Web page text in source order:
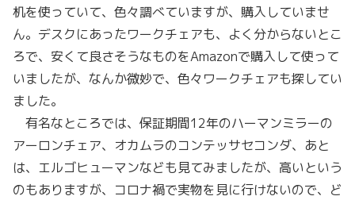
机を使っていて、色々調べていますが、購入していませ
ん。デスクにあったワークチェアも、よく分からないとこ
ろで、安くて良さそうなものをAmazonで購入して使って
いましたが、なんか微妙で、色々ワークチェアも探してい
ました。
有名なところでは、保証期間12年のハーマンミラーの
アーロンチェア、オカムラのコンテッサセコンダ、あと
は、エルゴヒューマンなども見てみましたが、高いという
のもありますが、コロナ禍で実物を見に行けないので、ど